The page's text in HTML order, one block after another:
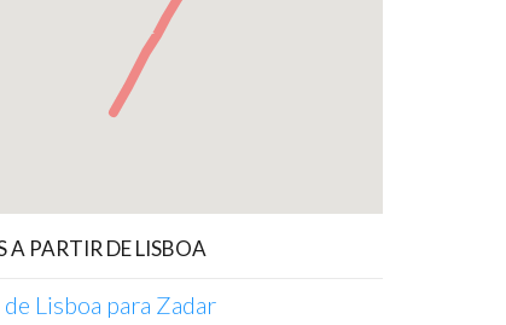
A PARTIR DE LISBOA
Lisboa para Zadar